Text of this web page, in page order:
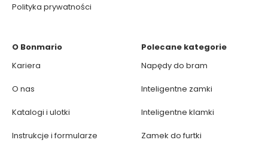
Polityka prywatności
O Bonmario
Kariera
O nas
Katalogi i ulotki
Instrukcje i formularze
Polecane kategorie
Napędy do bram
Inteligentne zamki
Inteligentne klamki
Zamek do furtki